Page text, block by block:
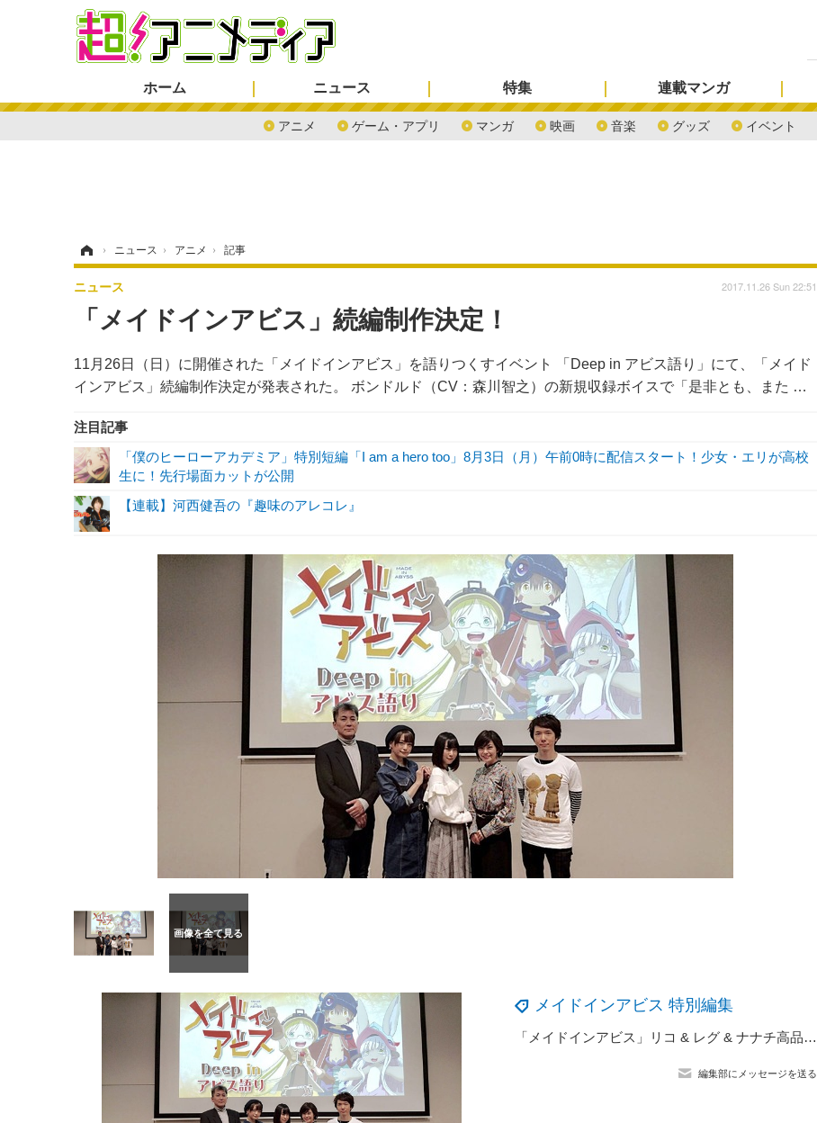
ホーム ニュース
アニメ ゲーム・アプリ マンガ 映画 音楽 グッズ イベント
特集 連載マンガ
› ニュース › アニメ › 記事
「メイドインアビス」続編制作決定！
11月26日（日）に開催された「メイドインアビス」を語りつくすイベント 「Deep in アビス語り」にて、「メイド
インアビス」続編制作決定が発表された。 ボンドルド（CV：森川智之）の新規収録ボイスで「是非とも、また …
ニュース 2017.11.26 Sun 22:51
注目記事
「僕のヒーローアカデミア」特別短編「I am a hero too」8月3日（月）午前0時に配信スタート！少女・エリが高校
生に！先行場面カットが公開
【連載】河西健吾の『趣味のアレコレ』
メイドインアビス 特別編集
「メイドインアビス」リコ & レグ & ナナチ高品質スタチュー登場！ 作品世界への没入感MAX
編集部にメッセージを送る